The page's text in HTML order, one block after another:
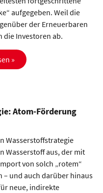
aufgegeben. Weil die
der Erneuerbaren
die Investoren ab.
»
Atom-Förderung
Wasserstoffstrategie
Wasserstoff aus, der mit
von solch „rotem“
– und auch darüber hinaus
neue, indirekte